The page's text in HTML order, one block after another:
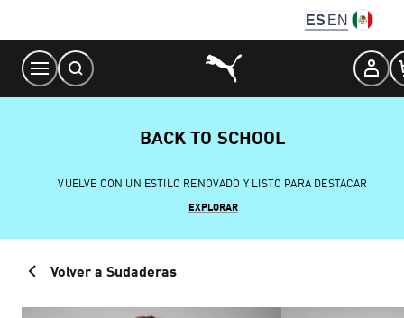
Content
ES EN
BACK TO SCHOOL
VUELVE CON UN ESTILO RENOVADO Y LISTO PARA DESTACAR
EXPLORAR
Volver a Sudaderas